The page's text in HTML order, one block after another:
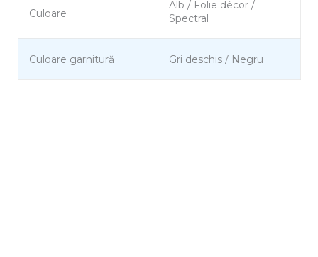
Culoare
Alb / Folie décor /
Spectral
Culoare garnitură Gri deschis / Negru